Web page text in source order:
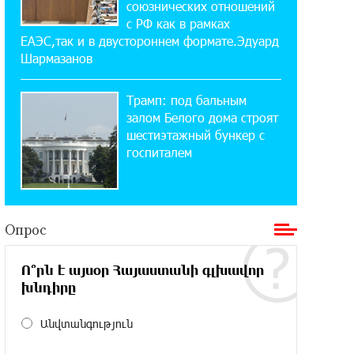
«Давидбекских играх»:
Idram&IDBank
Кругом война. А вас вводят в
заблуждение. Аршак Карапетян
16:32:52 20-07-2026
Центр продаж и обслуживания Ucom
в Егварде возобновил работу по
новому адресу — ул. Ереванян, 3/47
До 25% idcoin-ов при покупке
авиабилетов Flyone: Idram&IDBank
Ucom и Microsoft Innovation Center
союзнических отношений
с РФ как в рамках
ЕАЭС,так и в двустороннем формате.Эдуард
Шармазанов
Трамп: под бальным
залом Белого дома строят
шестиэтажный бункер с
госпиталем
Опрос
Ո՞րն է այսօր Հայաստանի գլխավոր
խնդիրը
Անվտանգություն